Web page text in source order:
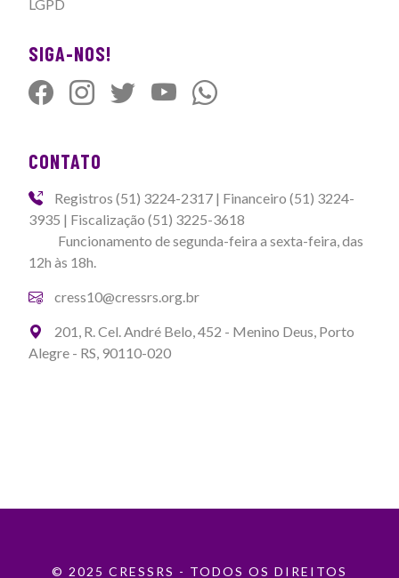
LGPD
SIGA-NOS!
CONTATO
Registros (51) 3224-2317 | Financeiro (51) 3224-
3935 | Fiscalização (51) 3225-3618
Funcionamento de segunda-feira a sexta-feira, das
12h às 18h.
cress10@cressrs.org.br
201, R. Cel. André Belo, 452 - Menino Deus, Porto
Alegre - RS, 90110-020
© 2025 CRESSRS - TODOS OS DIREITOS